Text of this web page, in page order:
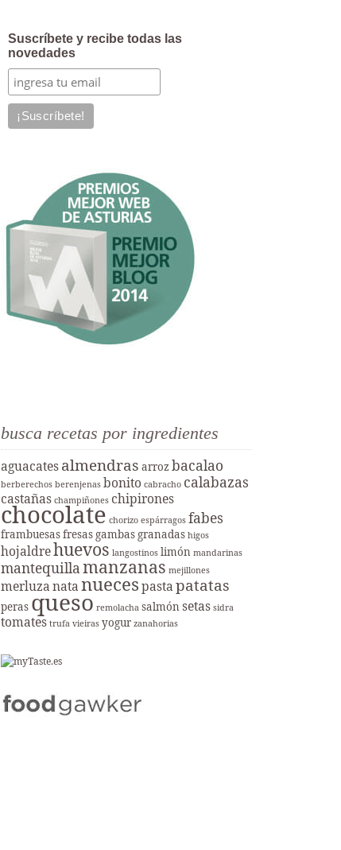
Suscríbete y recibe todas las
novedades
busca recetas por ingredientes
aguacatesalmendras arroz bacalao
berberechos berenjenas bonito cabracho calabazas
castañas champiñones chipirones
chocolate chorizo espárragos fabes
frambuesasfresas gambas granadas higos
hojaldrehuevos langostinos limón mandarinas
mantequilla manzanas mejillones
merluzanatanuecespastapatatas
peras queso remolacha salmón setas sidra
tomates trufa vieiras yogur zanahorias